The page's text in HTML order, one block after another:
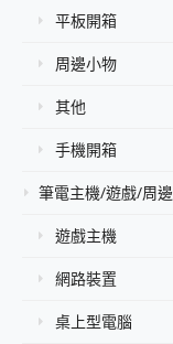
平板開箱
周邊小物
其他
手機開箱
筆電主機/遊戲/周邊
遊戲主機
網路裝置
桌上型電腦